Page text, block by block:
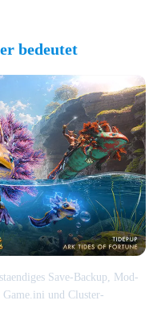
bedeutet
Save-Backup, Mod-
und Cluster-